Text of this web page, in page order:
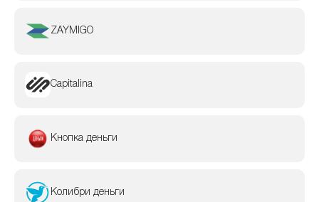
ZAYMIGO
Capitalina
Кнопка деньги
Колибри деньги